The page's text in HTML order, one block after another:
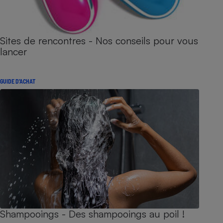
Sites de rencontres - Nos conseils pour vous
lancer
GUIDE D'ACHAT
Shampooings - Des shampooings au poil !